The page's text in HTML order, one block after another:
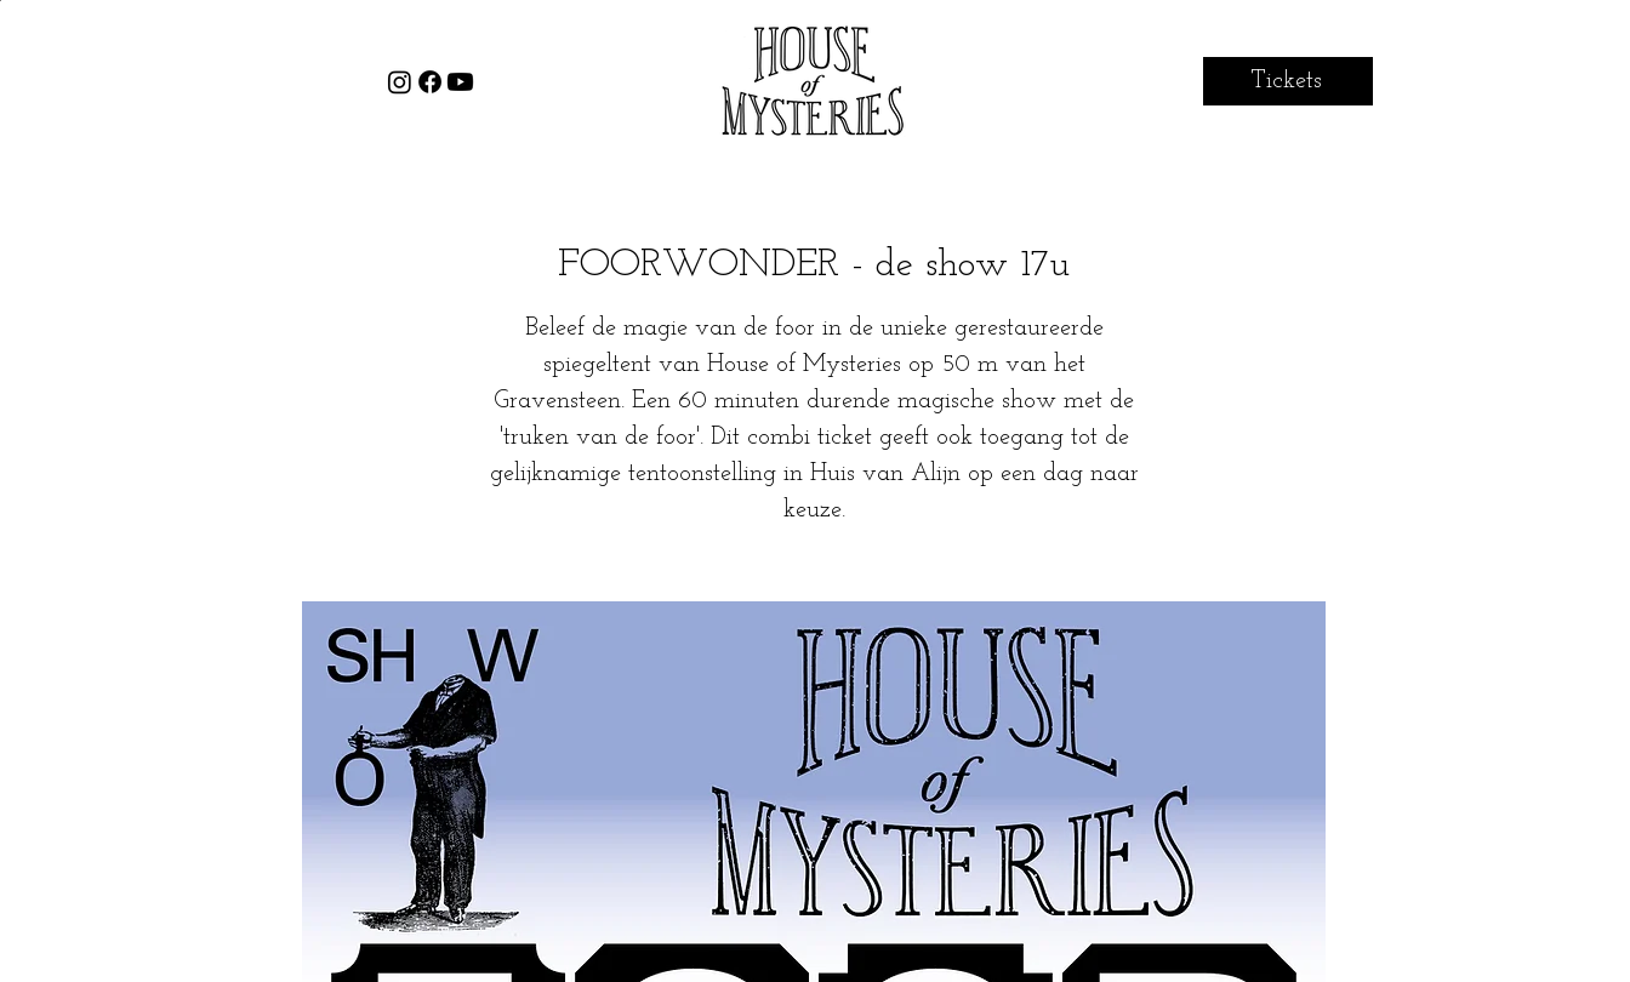
Tickets
FOORWONDER - de show 17u
Beleef de magie van de foor in de unieke gerestaureerde
spiegeltent van House of Mysteries op 50 m van het
Gravensteen. Een 60 minuten durende magische show met de
'truken van de foor'. Dit combi ticket geeft ook toegang tot de
gelijknamige tentoonstelling in Huis van Alijn op een dag naar
keuze.